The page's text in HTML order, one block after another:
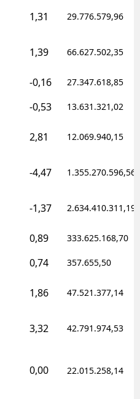
1,31 29.776.579,96
1,39 66.627.502,35
-0,16 27.347.618,85
-0,53 13.631.321,02
2,81 12.069.940,15
-4,47 1.355.270.596,56
-1,37 2.634.410.311,19
0,89 333.625.168,70
0,74 357.655,50
1,86 47.521.377,14
3,32 42.791.974,53
0,00 22.015.258,14